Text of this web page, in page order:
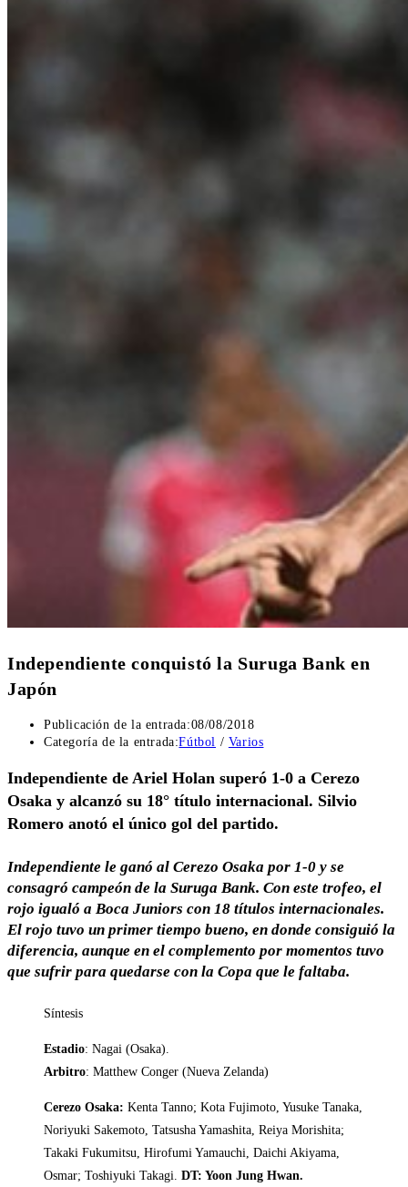
Independiente conquistó la Suruga Bank en
Japón
Publicación de la entrada:08/08/2018
Categoría de la entrada:Fútbol / Varios
Independiente de Ariel Holan superó 1-0 a Cerezo
Osaka y alcanzó su 18° título internacional. Silvio
Romero anotó el único gol del partido.
Independiente le ganó al Cerezo Osaka por 1-0 y se
consagró campeón de la Suruga Bank. Con este trofeo, el
rojo igualó a Boca Juniors con 18 títulos internacionales.
El rojo tuvo un primer tiempo bueno, en donde consiguió la
diferencia, aunque en el complemento por momentos tuvo
que sufrir para quedarse con la Copa que le faltaba.
Síntesis
Estadio: Nagai (Osaka).
Arbitro: Matthew Conger (Nueva Zelanda)
Cerezo Osaka: Kenta Tanno; Kota Fujimoto, Yusuke Tanaka,
Noriyuki Sakemoto, Tatsusha Yamashita, Reiya Morishita;
Takaki Fukumitsu, Hirofumi Yamauchi, Daichi Akiyama,
Osmar; Toshiyuki Takagi. DT: Yoon Jung Hwan.